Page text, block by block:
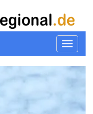
Toggle